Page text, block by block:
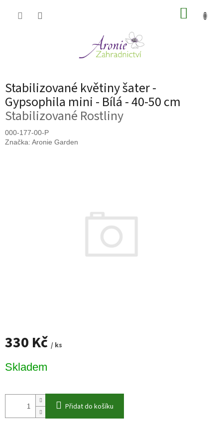
Stabilizované květiny šater -
Gypsophila mini - Bílá - 40-50 cm
Stabilizované Rostliny
000-177-00-P
Značka: Aronie Garden
330 Kč / ks
cena:
Skladem
Přidat do košíku